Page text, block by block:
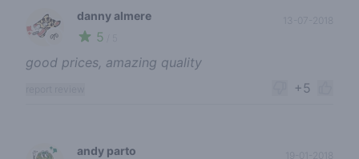
🌱
danny almere
5
13-07-2018
good prices, amazing quality
+5
andy parto